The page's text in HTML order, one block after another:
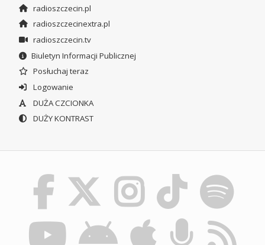
radioszczecin.pl
radioszczecinextra.pl
radioszczecin.tv
Biuletyn Informacji Publicznej
Posłuchaj teraz
Logowanie
DUŻA CZCIONKA
DUŻY KONTRAST